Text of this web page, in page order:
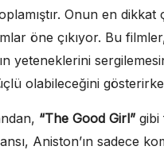
Onun en
öne çıkıyor. Bu
yeteneklerini
olabileceğini
“The Good Girl” gibi
Aniston’ın sadece